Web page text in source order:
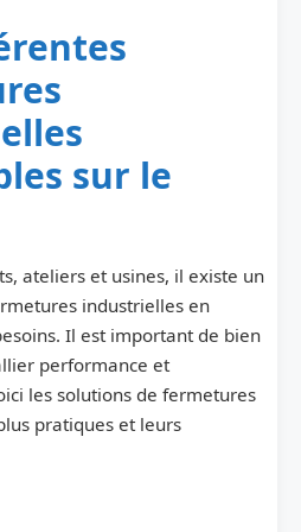
sur le
ateliers et usines, il existe un
industrielles en
Il est important de bien
performance et
les solutions de fermetures
pratiques et leurs